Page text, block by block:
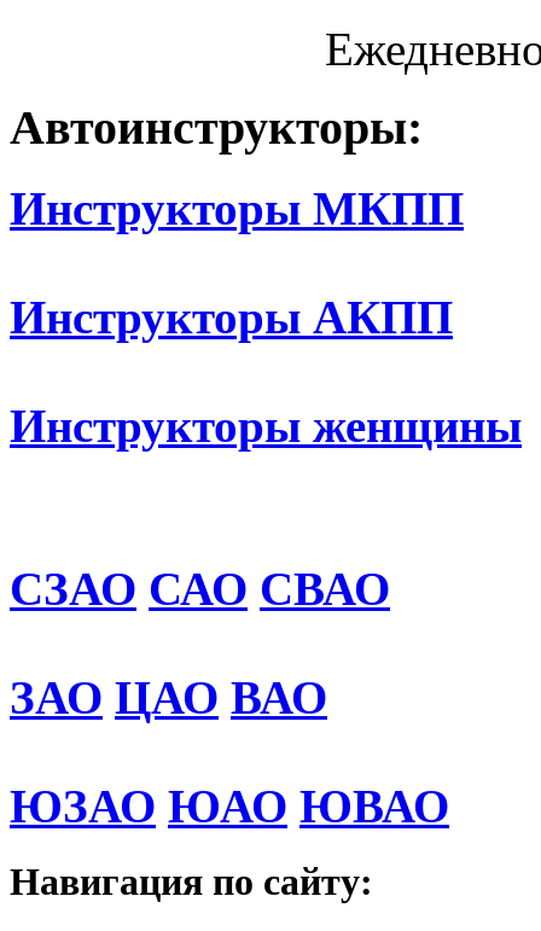
Автоинструкторы:
Инструкторы МКПП
Инструкторы АКПП
Инструкторы женщины
СЗАО САО СВАО
ЗАО ЦАО ВАО
ЮЗАО ЮАО ЮВАО
Навигация по сайту: